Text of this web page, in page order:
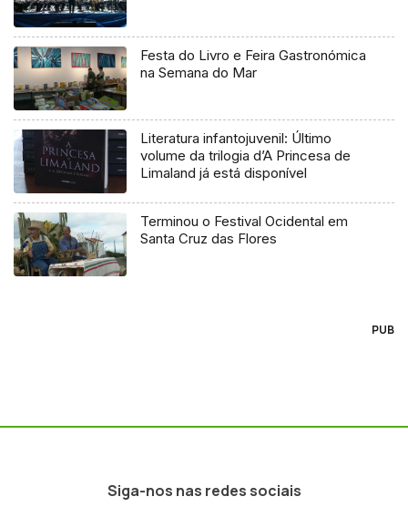
Festa do Livro e Feira Gastronómica
na Semana do Mar
Literatura infantojuvenil: Último
volume da trilogia d’A Princesa de
Limaland já está disponível
Terminou o Festival Ocidental em
Santa Cruz das Flores
PUB
Siga-nos nas redes sociais